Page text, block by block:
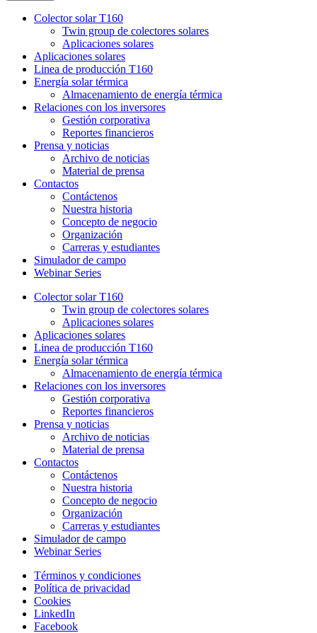
Colector solar T160
Twin group de colectores solares
Aplicaciones solares
Aplicaciones solares
Linea de producción T160
Energía solar térmica
Almacenamiento de energía térmica
Relaciones con los inversores
Gestión corporativa
Reportes financieros
Prensa y noticias
Archivo de noticias
Material de prensa
Contactos
Contáctenos
Nuestra historia
Concepto de negocio
Organización
Carreras y estudiantes
Simulador de campo
Webinar Series
Colector solar T160
Twin group de colectores solares
Aplicaciones solares
Aplicaciones solares
Linea de producción T160
Energía solar térmica
Almacenamiento de energía térmica
Relaciones con los inversores
Gestión corporativa
Reportes financieros
Prensa y noticias
Archivo de noticias
Material de prensa
Contactos
Contáctenos
Nuestra historia
Concepto de negocio
Organización
Carreras y estudiantes
Simulador de campo
Webinar Series
Términos y condiciones
Política de privacidad
Cookies
LinkedIn
Facebook